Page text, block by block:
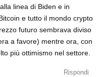
linea di Biden e in
e tutto il mondo crypto
futuro sembrava diviso
a favore) mentre ora, con
più ottimismo nel settore.
Rispondi